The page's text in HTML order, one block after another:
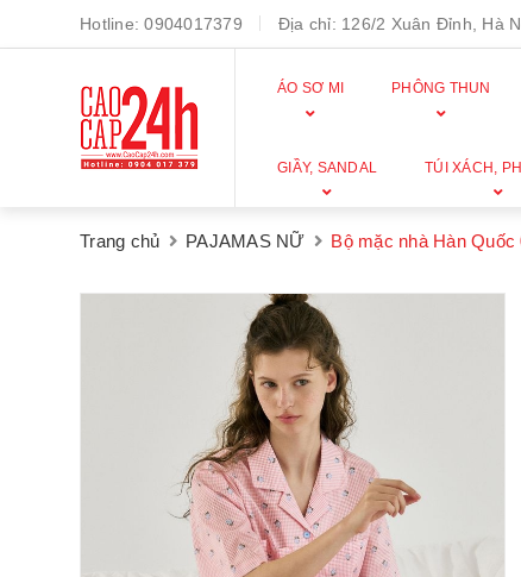
Hotline:0904017379 Địa chỉ: 126/2 Xuân Đỉnh, Hà
ÁO SƠ MI PHÔNG THUN
GIẦY, SANDAL TÚI XÁCH,
Trang chủ PAJAMAS NỮ Bộ mặc nhà Hàn Quốc